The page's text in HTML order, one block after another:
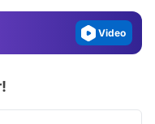
Video